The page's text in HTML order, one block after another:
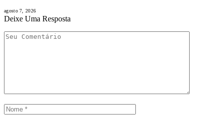
agosto 7, 2026
Deixe Uma Resposta